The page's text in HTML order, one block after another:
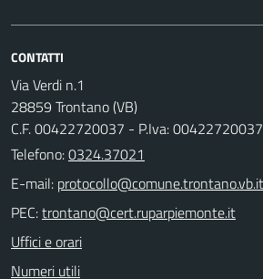
CONTATTI
Via Verdi n.1
28859 Trontano (VB)
C.F. 00422720037 - P.Iva: 00422720037
Telefono:0324.37021
E-mail:
PEC:
Uffici e orari
Numeri utili